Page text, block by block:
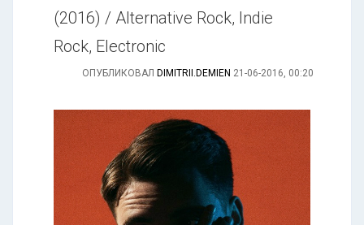
(2016) / Alternative Rock, Indie
Rock, Electronic
ОПУБЛИКОВАЛ DIMITRII.DEMIEN 21-06-2016, 00:20